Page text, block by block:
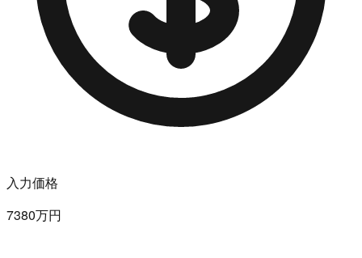
入力価格
7380万円